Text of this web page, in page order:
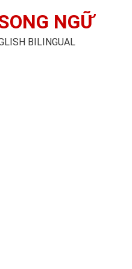
NGỮ
BILINGUAL